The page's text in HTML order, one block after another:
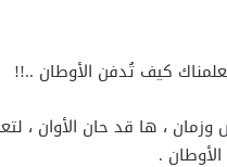
كيف تُدفن الأوطان ..!!
، ها قد حان الأوان ،
.